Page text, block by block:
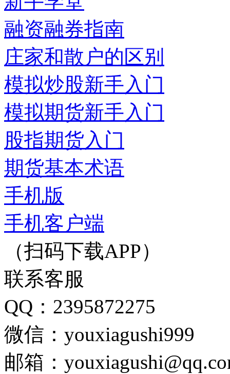
融资融券指南
庄家和散户的区别
模拟炒股新手入门
模拟期货新手入门
股指期货入门
期货基本术语
手机版
手机客户端
（扫码下载APP）
联系客服
QQ：2395872275
微信：youxiagushi999
邮箱：